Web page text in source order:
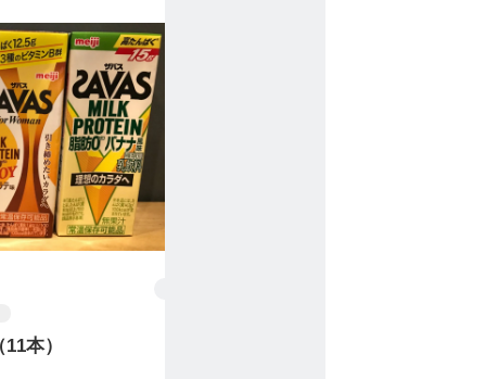
本）